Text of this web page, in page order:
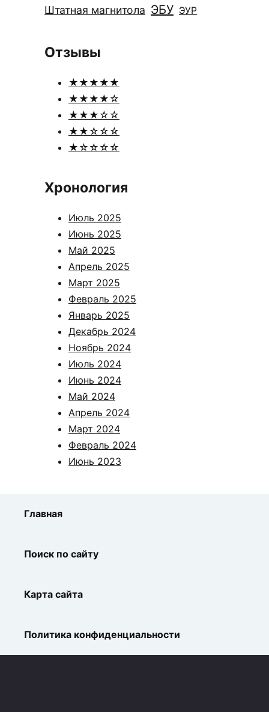
Штатная магнитола ЭБУ ЭУР
Отзывы
★★★★★
★★★★☆
★★★☆☆
★★☆☆☆
★☆☆☆☆
Хронология
Июль 2025
Июнь 2025
Май 2025
Апрель 2025
Март 2025
Февраль 2025
Январь 2025
Декабрь 2024
Ноябрь 2024
Июль 2024
Июнь 2024
Май 2024
Апрель 2024
Март 2024
Февраль 2024
Июнь 2023
Главная
Поиск по сайту
Карта сайта
Политика конфиденциальности